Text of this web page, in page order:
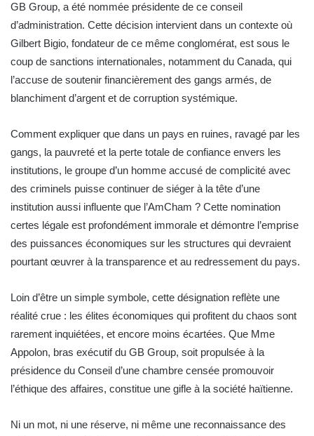
GB Group, a été nommée présidente de ce conseil
d’administration. Cette décision intervient dans un contexte où
Gilbert Bigio, fondateur de ce même conglomérat, est sous le
coup de sanctions internationales, notamment du Canada, qui
l’accuse de soutenir financièrement des gangs armés, de
blanchiment d’argent et de corruption systémique.
Comment expliquer que dans un pays en ruines, ravagé par les
gangs, la pauvreté et la perte totale de confiance envers les
institutions, le groupe d’un homme accusé de complicité avec
des criminels puisse continuer de siéger à la tête d’une
institution aussi influente que l’AmCham ? Cette nomination
certes légale est profondément immorale et démontre l’emprise
des puissances économiques sur les structures qui devraient
pourtant œuvrer à la transparence et au redressement du pays.
Loin d’être un simple symbole, cette désignation reflète une
réalité crue : les élites économiques qui profitent du chaos sont
rarement inquiétées, et encore moins écartées. Que Mme
Appolon, bras exécutif du GB Group, soit propulsée à la
présidence du Conseil d’une chambre censée promouvoir
l’éthique des affaires, constitue une gifle à la société haïtienne.
Ni un mot, ni une réserve, ni même une reconnaissance des